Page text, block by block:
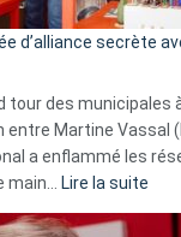
d’alliance secrète
tour des municipales
Martine Vassal
a enflammé les
main… Lire la suite